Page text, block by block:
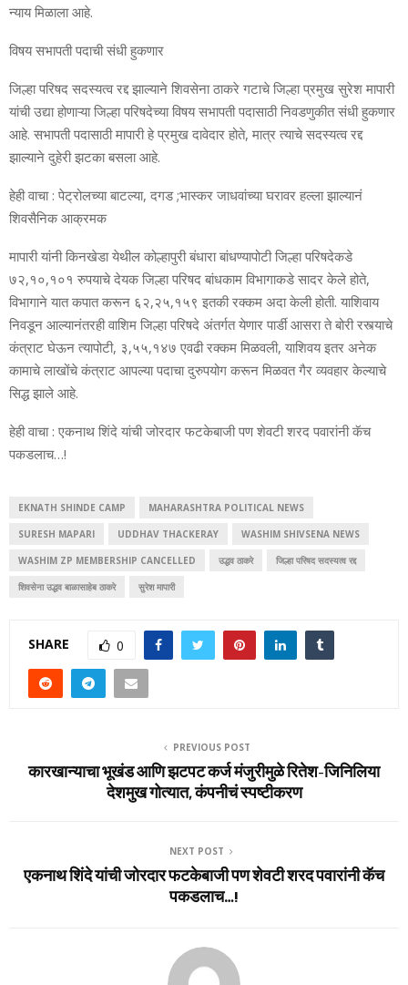
न्याय मिळाला आहे.
विषय सभापती पदाची संधी हुकणार
जिल्हा परिषद सदस्यत्व रद्द झाल्याने शिवसेना ठाकरे गटाचे जिल्हा प्रमुख सुरेश मापारी
यांची उद्या होणाऱ्या जिल्हा परिषदेच्या विषय सभापती पदासाठी निवडणुकीत संधी हुकणार
आहे. सभापती पदासाठी मापारी हे प्रमुख दावेदार होते, मात्र त्याचे सदस्यत्व रद्द
झाल्याने दुहेरी झटका बसला आहे.
हेही वाचा : पेट्रोलच्या बाटल्या, दगड ;भास्कर जाधवांच्या घरावर हल्ला झाल्यानं
शिवसैनिक आक्रमक
मापारी यांनी किनखेडा येथील कोल्हापुरी बंधारा बांधण्यापोटी जिल्हा परिषदेकडे
७२,१०,१०१ रुपयाचे देयक जिल्हा परिषद बांधकाम विभागाकडे सादर केले होते,
विभागाने यात कपात करून ६२,२५,१५९ इतकी रक्कम अदा केली होती. याशिवाय
निवडून आल्यानंतरही वाशिम जिल्हा परिषदे अंतर्गत येणार पार्डी आसरा ते बोरी रस्त्याचे
कंत्राट घेऊन त्यापोटी, ३,५५,१४७ एवढी रक्कम मिळवली, याशिवय इतर अनेक
कामाचे लाखोंचे कंत्राट आपल्या पदाचा दुरुपयोग करून मिळवत गैर व्यवहार केल्याचे
सिद्ध झाले आहे.
हेही वाचा : एकनाथ शिंदे यांची जोरदार फटकेबाजी पण शेवटी शरद पवारांनी कॅच
पकडलाच…!
EKNATH SHINDE CAMP MAHARASHTRA POLITICAL NEWS
SURESH MAPARI UDDHAV THACKERAY WASHIM SHIVSENA NEWS
WASHIM ZP MEMBERSHIP CANCELLED उद्धव ठाकरे जिल्हा परिषद सदस्यत्व रद्द
शिवसेना उद्धव बाळासाहेब ठाकरे सुरेश मापारी
SHARE 0
PREVIOUS POST
कारखान्याचा भूखंड आणि झटपट कर्ज मंजुरीमुळे रितेश-जिनिलिया
देशमुख गोत्यात, कंपनीचं स्पष्टीकरण
NEXT POST
एकनाथ शिंदे यांची जोरदार फटकेबाजी पण शेवटी शरद पवारांनी कॅच
पकडलाच…!